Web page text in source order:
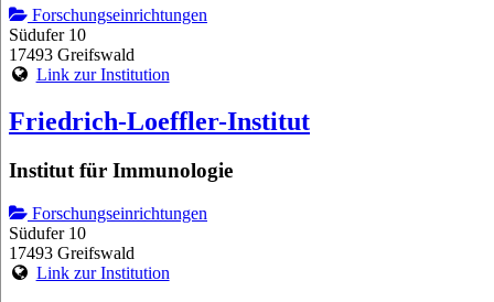
Forschungseinrichtungen
Südufer 10
17493 Greifswald
Link zur Institution
Friedrich-Loeffler-Institut
Institut für Immunologie
Forschungseinrichtungen
Südufer 10
17493 Greifswald
Link zur Institution